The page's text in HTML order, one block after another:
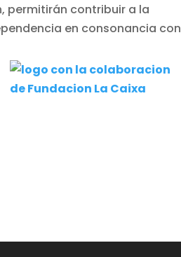
permitirán contribuir a la
en consonancia con